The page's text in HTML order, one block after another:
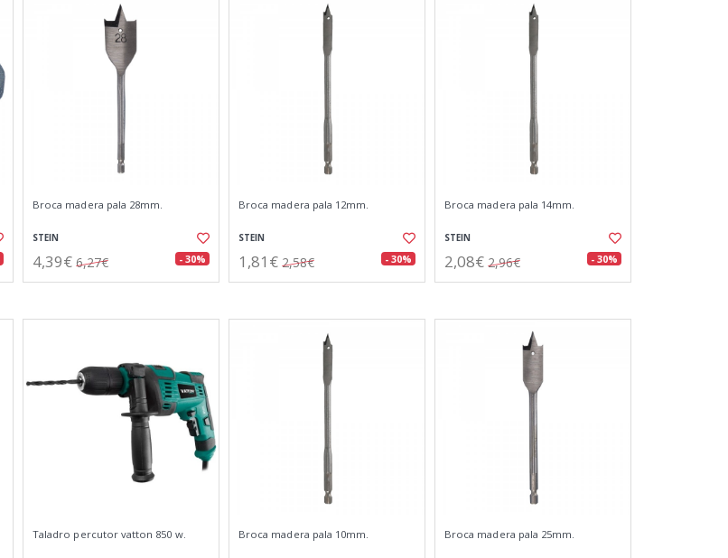
Broca madera pala 28mm.
STEIN
4,39€ 6,27€ - 30%
Broca madera pala 12mm.
STEIN
1,81€ 2,58€ - 30%
Broca madera pala 14mm.
STEIN
2,08€ 2,96€ - 30%
Taladro percutor vatton 850 w. Broca madera pala 10mm. Broca madera pala 25mm.